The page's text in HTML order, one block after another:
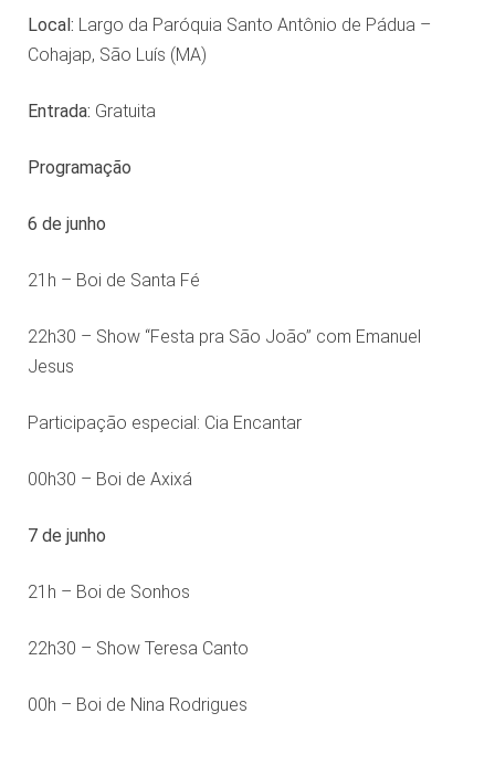
Local: Largo da Paróquia Santo Antônio de Pádua –
Cohajap, São Luís (MA)
Entrada: Gratuita
Programação
6 de junho
21h – Boi de Santa Fé
22h30 – Show “Festa pra São João” com Emanuel
Jesus
Participação especial: Cia Encantar
00h30 – Boi de Axixá
7 de junho
21h – Boi de Sonhos
22h30 – Show Teresa Canto
00h – Boi de Nina Rodrigues